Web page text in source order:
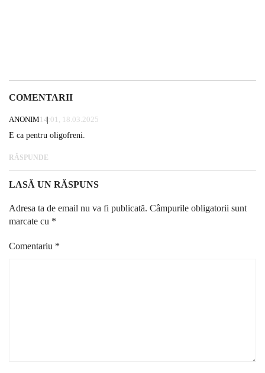
COMENTARII
ANONIM 14:01, 18.03.2025
E ca pentru oligofreni.
RĂSPUNDE
LASĂ UN RĂSPUNS
Adresa ta de email nu va fi publicată. Câmpurile obligatorii sunt
marcate cu *
Comentariu *